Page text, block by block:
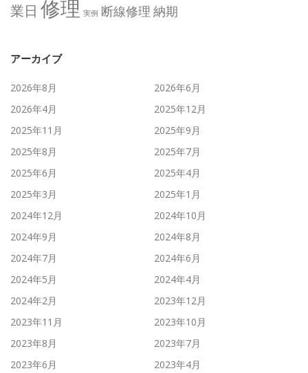
業日 修理 実例 断線修理 納期
アーカイブ
2026年8月
2026年6月
2026年4月
2025年12月
2025年11月
2025年9月
2025年8月
2025年7月
2025年6月
2025年4月
2025年3月
2025年1月
2024年12月
2024年10月
2024年9月
2024年8月
2024年7月
2024年6月
2024年5月
2024年4月
2024年2月
2023年12月
2023年11月
2023年10月
2023年8月
2023年7月
2023年6月
2023年4月